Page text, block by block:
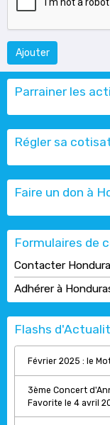
Ajouter
Parrainer les
Régler sa
Faire un don à
Formulaires de
Contacter
Adhérer à
Flashs
Février 2025 : le
3ème Concert
Favorite le 4 avril